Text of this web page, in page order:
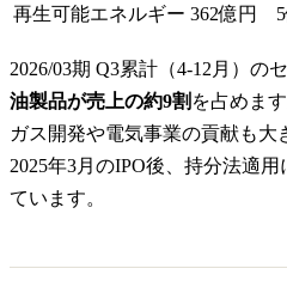
再生可能エネルギー 362億円
2026/03期 Q3累計（4-12月）の
油製品が売上の約9割 を占めま
ガス開発や電気事業の貢献も大
2025年3月のIPO後、持分法適
ています。